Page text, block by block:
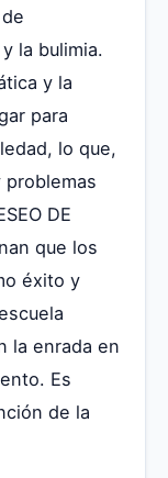
la bulimia.
y la
para
lo que,
DE
que los
éxito y
la enrada en
Es
de la